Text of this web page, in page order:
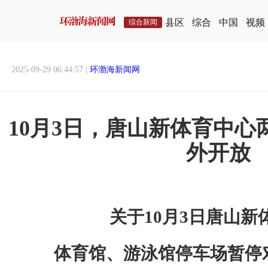
综合新闻 县区 综合 中国 视频
2025-09-29 06:44:57 | 环渤海新闻网
10月3日，唐山新体育中心
外开放
关于10月3日唐山新
体育馆、游泳馆停车场暂停